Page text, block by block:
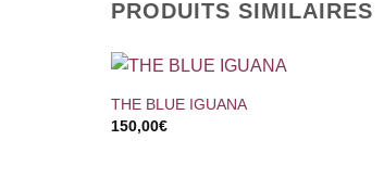
PRODUITS SIMILAIRES
+
THE BLUE IGUANA
150,00€